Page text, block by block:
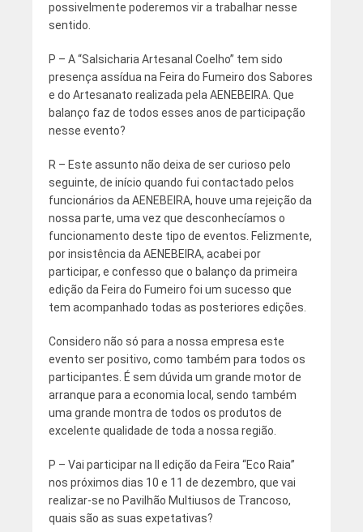
possivelmente poderemos vir a trabalhar nesse
sentido.
P – A “Salsicharia Artesanal Coelho” tem sido
presença assídua na Feira do Fumeiro dos Sabores
e do Artesanato realizada pela AENEBEIRA. Que
balanço faz de todos esses anos de participação
nesse evento?
R – Este assunto não deixa de ser curioso pelo
seguinte, de início quando fui contactado pelos
funcionários da AENEBEIRA, houve uma rejeição da
nossa parte, uma vez que desconhecíamos o
funcionamento deste tipo de eventos. Felizmente,
por insistência da AENEBEIRA, acabei por
participar, e confesso que o balanço da primeira
edição da Feira do Fumeiro foi um sucesso que
tem acompanhado todas as posteriores edições.
Considero não só para a nossa empresa este
evento ser positivo, como também para todos os
participantes. É sem dúvida um grande motor de
arranque para a economia local, sendo também
uma grande montra de todos os produtos de
excelente qualidade de toda a nossa região.
P – Vai participar na II edição da Feira “Eco Raia”
nos próximos dias 10 e 11 de dezembro, que vai
realizar-se no Pavilhão Multiusos de Trancoso,
quais são as suas expetativas?